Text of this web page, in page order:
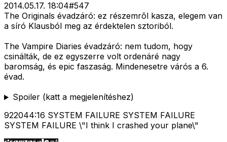
2014.05.17. 18:04#547
The Originals évadzáró: ez részemrõl kasza, elegem van
a síró Klausból meg az érdektelen sztoriból.
The Vampire Diaries évadzáró: nem tudom, hogy
csinálták, de ez egyszerre volt ordenáré nagy
baromság, és epic faszaság. Mindenesetre várós a 6.
évad.
Spoiler (katt a megjelenítéshez)
922044:16 SYSTEM FAILURE SYSTEM FAILURE
SYSTEM FAILURE \"I think I crashed your plane\"